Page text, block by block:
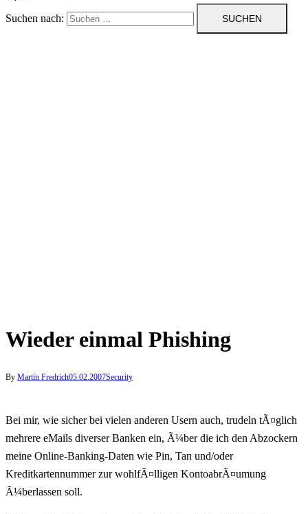
Suchen nach:
Wieder einmal Phishing
By Martin Fredrich05.02.2007Security
Bei mir, wie sicher bei vielen anderen Usern auch, trudeln tÃ¤glich
mehrere eMails diverser Banken ein, Ã¼ber die ich den Abzockern
meine Online-Banking-Daten wie Pin, Tan und/oder
Kreditkartennummer zur wohlfÃ¤lligen KontoabrÃ¤umung
Ã¼berlassen soll.